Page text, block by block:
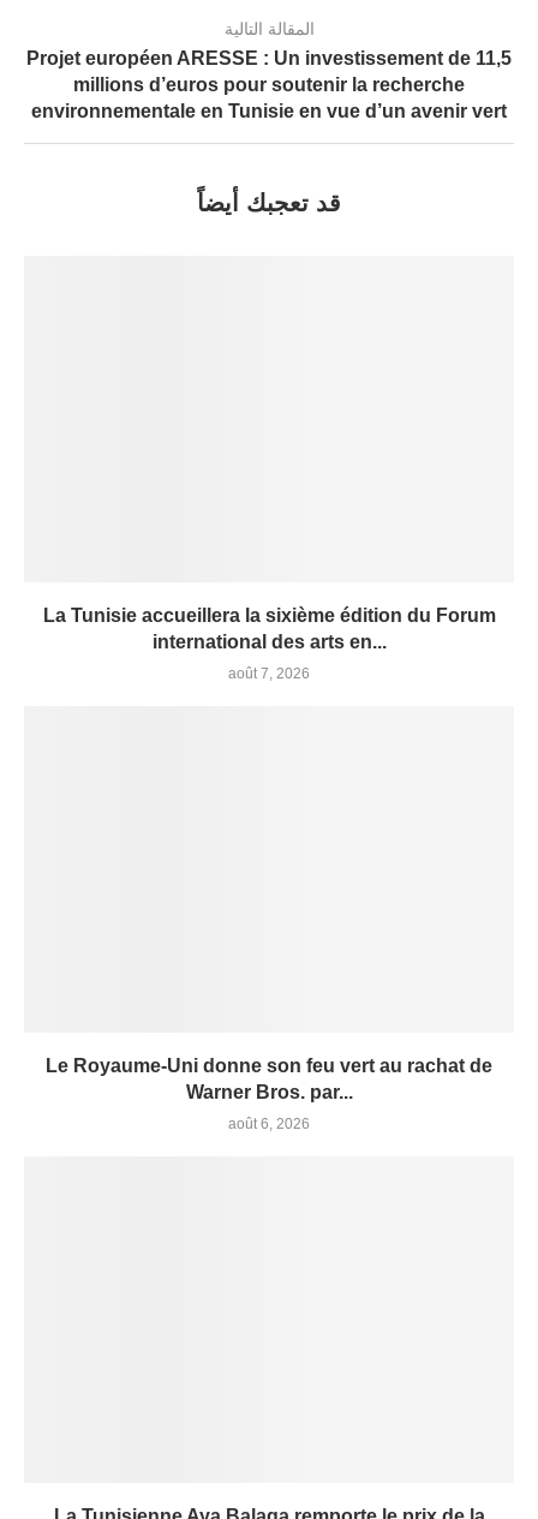
المقالة التالية
Projet européen ARESSE : Un investissement de 11,5
millions d’euros pour soutenir la recherche
environnementale en Tunisie en vue d’un avenir vert
قد تعجبك أيضاً
La Tunisie accueillera la sixième édition du Forum
international des arts en...
août 7, 2026
Le Royaume-Uni donne son feu vert au rachat de
Warner Bros. par...
août 6, 2026